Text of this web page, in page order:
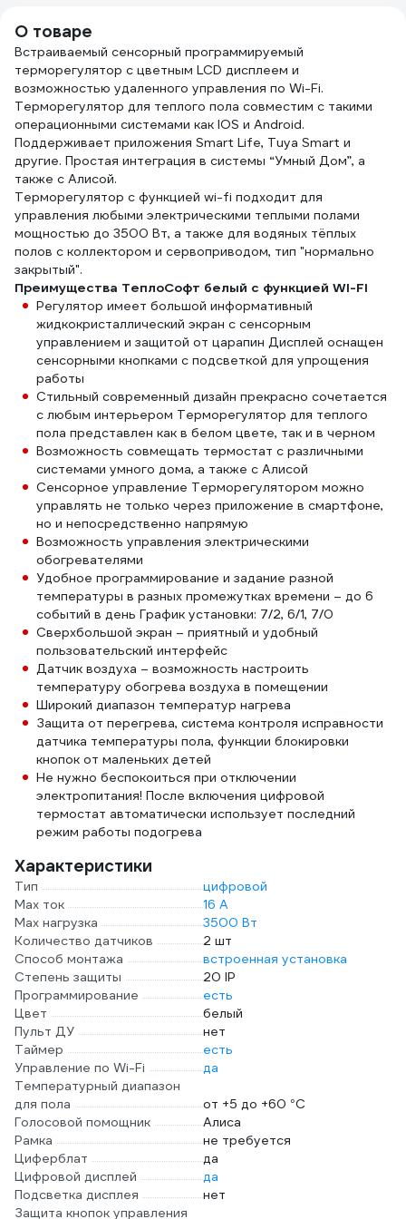
О товаре
Встраиваемый сенсорный программируемый
терморегулятор с цветным LCD дисплеем и
возможностью удаленного управления по Wi-Fi.
Терморегулятор для теплого пола совместим с такими
операционными системами как IOS и Android.
Поддерживает приложения Smart Life, Tuya Smart и
другие. Простая интеграция в системы “Умный Дом”, а
также с Алисой.
Терморегулятор с функцией wi-fi подходит для
управления любыми электрическими теплыми полами
мощностью до 3500 Вт, а также для водяных тёплых
полов с коллектором и сервоприводом, тип "нормально
закрытый".
Преимущества ТеплоСофт белый с функцией WI-FI
Регулятор имеет большой информативный
жидкокристаллический экран с сенсорным
управлением и защитой от царапин Дисплей оснащен
сенсорными кнопками с подсветкой для упрощения
работы
Стильный современный дизайн прекрасно сочетается
с любым интерьером Терморегулятор для теплого
пола представлен как в белом цвете, так и в черном
Возможность совмещать термостат с различными
системами умного дома, а также с Алисой
Сенсорное управление Терморегулятором можно
управлять не только через приложение в смартфоне,
но и непосредственно напрямую
Возможность управления электрическими
обогревателями
Удобное программирование и задание разной
температуры в разных промежутках времени – до 6
событий в день График установки: 7/2, 6/1, 7/0
Сверхбольшой экран – приятный и удобный
пользовательский интерфейс
Датчик воздуха – возможность настроить
температуру обогрева воздуха в помещении
Широкий диапазон температур нагрева
Защита от перегрева, система контроля исправности
датчика температуры пола, функции блокировки
кнопок от маленьких детей
Не нужно беспокоиться при отключении
электропитания! После включения цифровой
термостат автоматически использует последний
режим работы подогрева
Характеристики
Тип
цифровой
Max ток
16 А
Max нагрузка
3500 Вт
Количество датчиков
2 шт
Способ монтажа
встроенная установка
Степень защиты
20 IP
Программирование
есть
Цвет
белый
Пульт ДУ
нет
Таймер
есть
Управление по Wi-Fi
да
Температурный диапазон
для пола
от +5 до +60 °С
Голосовой помощник
Алиса
Рамка
не требуется
Циферблат
да
Цифровой дисплей
да
Подсветка дисплея
нет
Защита кнопок управления